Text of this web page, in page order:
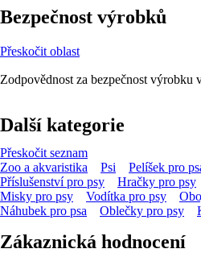
Bezpečnost výrobků
Přeskočit oblast
Zodpovědnost za bezpečnost výrobku
Další kategorie
Přeskočit seznam
Zoo a akvaristika
Psi Pelíšek pro
Příslušenství pro psy
Hračky pro psy
Misky pro psy
Vodítka pro psy
Náhubek pro psa
Oblečky pro psy
Zákaznická hodnocení